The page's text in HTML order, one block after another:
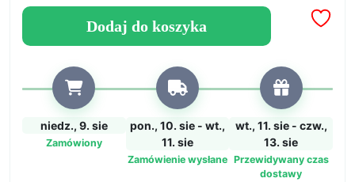
Mlekiem
Art
Dodaj do koszyka
niedz., 9. sie
Zamówiony
pon., 10. sie - wt.,
11. sie
Zamówienie wysłane
wt., 11. sie - czw.,
13. sie
Przewidywany czas
dostawy